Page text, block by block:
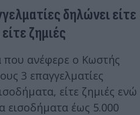
δηλώνει είτε
ζημιές
που ανέφερε ο Κωστής
3 επαγγελματίες
είτε ζημιές ενώ
εισοδήματα έως 5.000